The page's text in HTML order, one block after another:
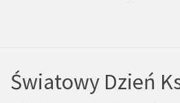
Światowy Dzień